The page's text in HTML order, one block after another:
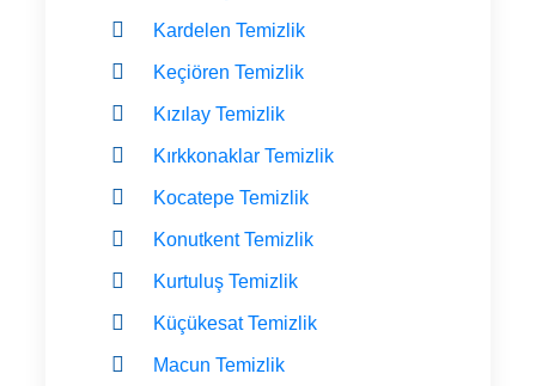
Kardelen Temizlik
Keçiören Temizlik
Kızılay Temizlik
Kırkkonaklar Temizlik
Kocatepe Temizlik
Konutkent Temizlik
Kurtuluş Temizlik
Küçükesat Temizlik
Macun Temizlik